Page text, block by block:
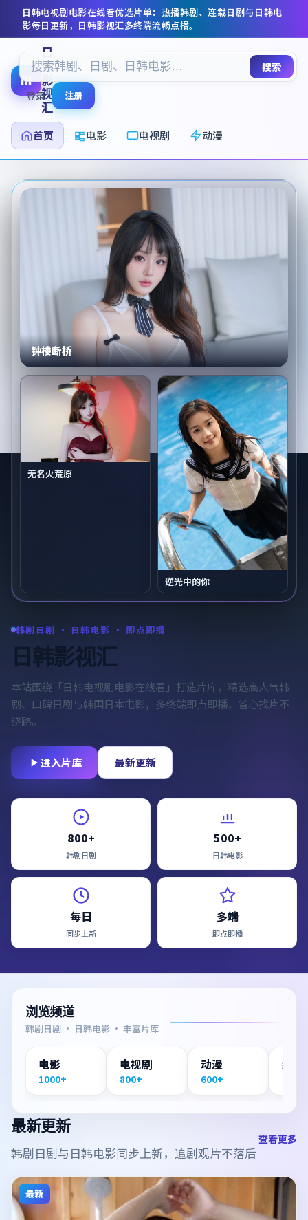
日韩电视剧电影在线看优选片单：热播韩剧、连载日剧与日韩电
影每日更新， 日韩影视汇多终端流畅点播。
日
韩
影
视
汇
首页
电影 电视剧 动漫
搜索
登录 注册
韩剧日剧 · 日韩电影 · 即点即播
日韩影视汇
本站围绕「日韩电视剧电影在线看 」打造片库，精选高人气韩
剧、口碑日剧与韩国日本电影，多终端即点即播，省心找片不
绕路。
进入片库 最新更新
800+
韩剧日剧
500+
日韩电影
每日
同步上新
多端
即点即播
钟楼断桥
无名火荒原
逆光中的你
浏览频道
韩剧日剧 · 日韩电影 · 丰富片库
电影
1000+
电视剧
800+
动漫
600+
纪录
300+
最新更新
韩剧日剧与日韩电影同步上新，追剧观片不落后
查看更多
最新